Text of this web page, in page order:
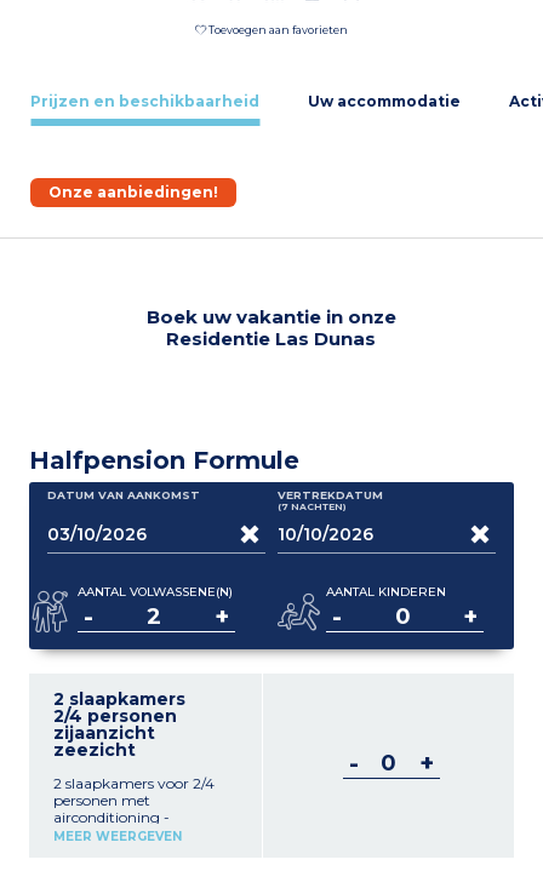
Toevoegen aan favorieten
Prijzen en beschikbaarheid Uw accommodatie
Onze aanbiedingen!
Boek uw vakantie in onze
Residentie Las Dunas
Halfpension Formule
DATUM VAN AANKOMST VERTREKDATUM
(7 NACHTEN)
AANTAL VOLWASSENE(N)
- +
AANTAL KINDEREN
- +
2 slaapkamers
2/4 personen
zijaanzicht
zeezicht
2 slaapkamers voor 2/4
personen met
airconditioning -
Uitzeezicht (ca. 50 m²)
MEER WEERGEVEN
- +